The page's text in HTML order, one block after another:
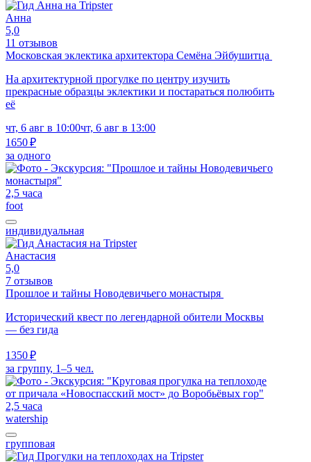
Анна
5,0
11 отзывов
Московская эклектика архитектора Семёна Эйбушитца
На архитектурной прогулке по центру изучить
прекрасные образцы эклектики и постараться полюбить
её
чт, 6 авг в 10:00чт, 6 авг в 13:00
1650 ₽
за одного
2,5 часа
foot
индивидуальная
Анастасия
5,0
7 отзывов
Прошлое и тайны Новодевичьего монастыря
Исторический квест по легендарной обители Москвы
— без гида
1350 ₽
за группу, 1–5 чел.
2,5 часа
watership
групповая